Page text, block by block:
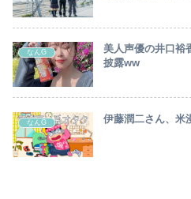
なんG
美人声優の井口
披露ww
なんG 伊藤潤二さん、米